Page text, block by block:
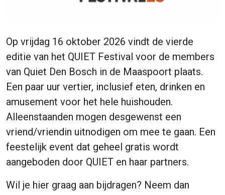
Op vrijdag 16 oktober 2026 vindt de vierde
editie van het QUIET Festival voor de members
van Quiet Den Bosch in de Maaspoort plaats.
Een paar uur vertier, inclusief eten, drinken en
amusement voor het hele huishouden.
Alleenstaanden mogen desgewenst een
vriend/vriendin uitnodigen om mee te gaan. Een
feestelijk event dat geheel gratis wordt
aangeboden door QUIET en haar partners.
Wil je hier graag aan bijdragen? Neem dan